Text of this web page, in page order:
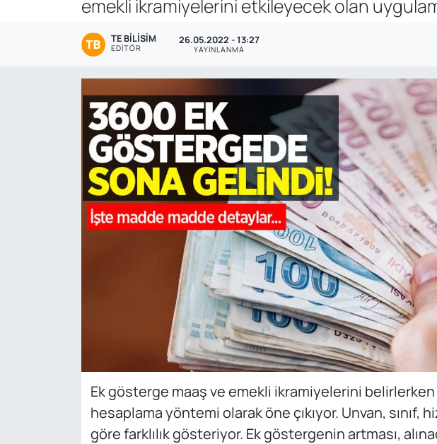
emekli ikramiyelerini etkileyecek olan
TE BILISIM
EDITÖR
26.05.2022 - 13:27
YAYINLANMA
Ek gösterge maaş ve emekli ikramiyelerini belirlerken
hesaplama yöntemi olarak öne çıkıyor. Unvan, sınıf,
göre farklılık gösteriyor. Ek göstergenin artması,
Gündem
Özel Haber
POLİTİKA